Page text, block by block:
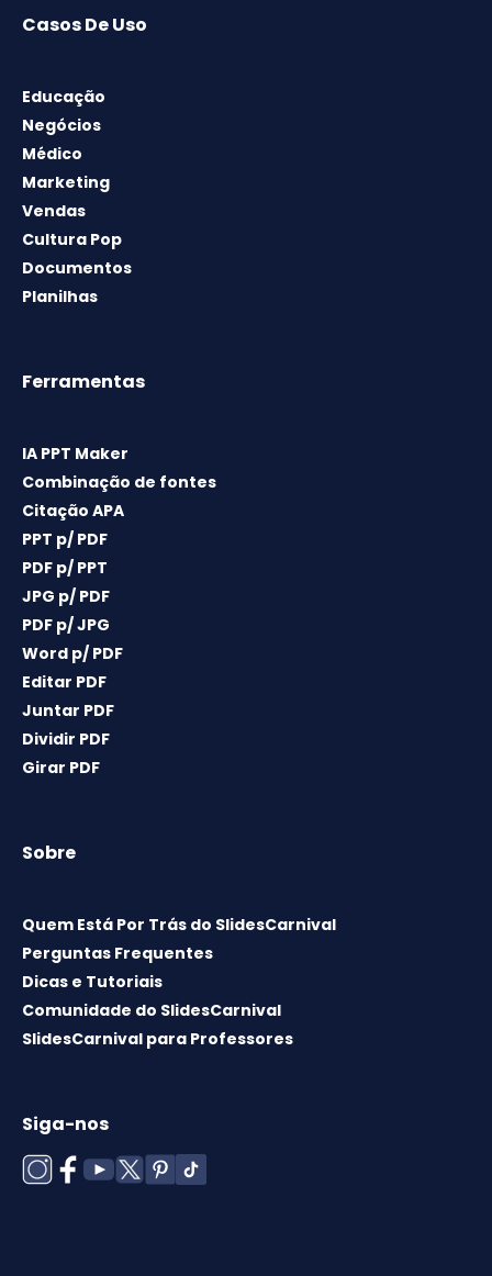
Casos De Uso
Educação
Negócios
Médico
Marketing
Vendas
Cultura Pop
Documentos
Planilhas
Ferramentas
IA PPT Maker
Combinação de fontes
Citação APA
PPT p/ PDF
PDF p/ PPT
JPG p/ PDF
PDF p/ JPG
Word p/ PDF
Editar PDF
Juntar PDF
Dividir PDF
Girar PDF
Sobre
Quem Está Por Trás do SlidesCarnival
Perguntas Frequentes
Dicas e Tutoriais
Comunidade do SlidesCarnival
SlidesCarnival para Professores
Siga-nos